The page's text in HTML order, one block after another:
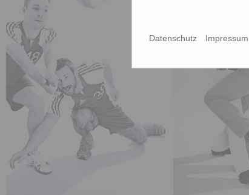
Datenschutz Impressum